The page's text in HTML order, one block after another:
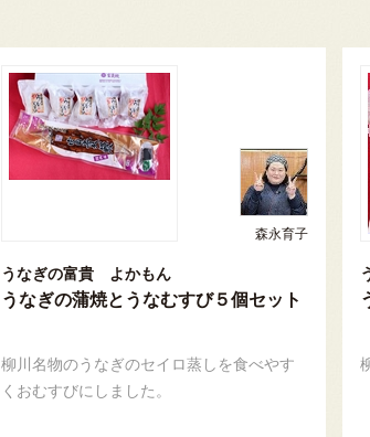
森永育子
うなぎの富貴 よかもん
うなぎの蒲焼とうなむすび５個セット
柳川名物のうなぎのセイロ蒸しを食べやす
くおむすびにしました。